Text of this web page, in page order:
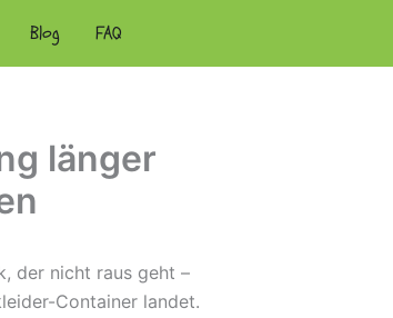
Blog FAQ
länger
der nicht raus geht –
Container landet.